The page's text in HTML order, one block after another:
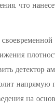
что
детектор
напрямую
на